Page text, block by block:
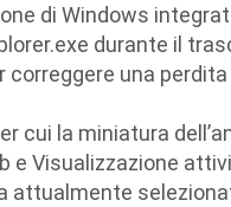
di Windows
durante il
correggere una
cui la miniatura
e Visualizzazione
attualmente